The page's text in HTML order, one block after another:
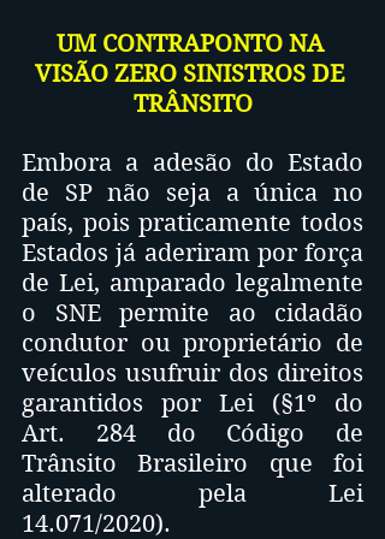
UM CONTRAPONTO NA
VISÃO ZERO SINISTROS DE
TRÂNSITO
Embora a adesão do Estado
de SP não seja a única no
país, pois praticamente todos
Estados já aderiram por força
de Lei, amparado legalmente
o SNE permite ao cidadão
condutor ou proprietário de
veículos usufruir dos direitos
garantidos por Lei (§1º do
Art. 284 do Código de
Trânsito Brasileiro que foi
alterado pela Lei
14.071/2020).